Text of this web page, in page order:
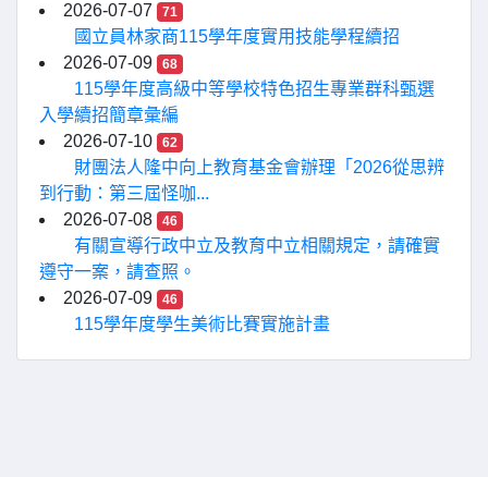
2026-07-07
71
國立員林家商115學年度實用技能學程續招
2026-07-09
68
115學年度高級中等學校特色招生專業群科甄選
入學續招簡章彙編
2026-07-10
62
財團法人隆中向上教育基金會辦理「2026從思辨
到行動：第三屆怪咖...
2026-07-08
46
有關宣導行政中立及教育中立相關規定，請確實
遵守一案，請查照。
2026-07-09
46
115學年度學生美術比賽實施計畫